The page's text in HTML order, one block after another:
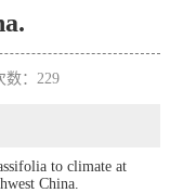
： 229
to climate at
China.